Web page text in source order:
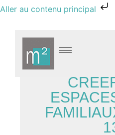
Aller au contenu principal